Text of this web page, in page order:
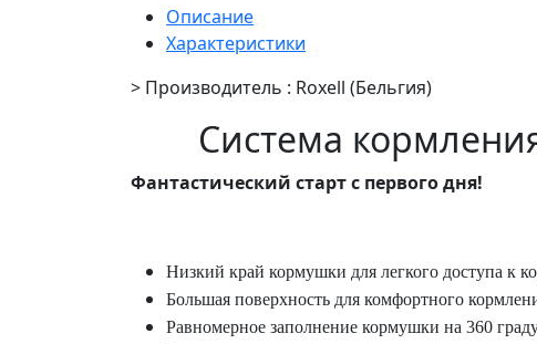
Описание
Характеристики
> Производитель : Roxell (Бельгия)
Система
Фантастический старт с первого дня!
Низкий край кормушки для легкого доступа к
Большая поверхность для комфортного
Равномерное заполнение кормушки на 360